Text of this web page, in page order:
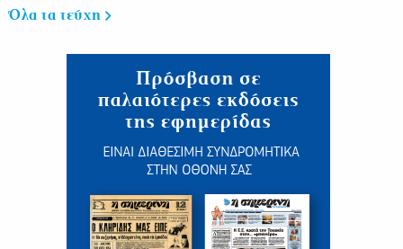
Όλα τα τεύχη